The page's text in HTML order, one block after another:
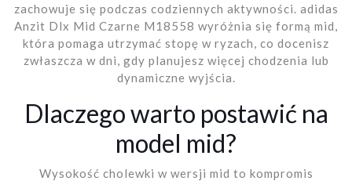
zachowuje się podczas codziennych aktywności. adidas
Anzit Dlx Mid Czarne M18558 wyróżnia się formą mid,
która pomaga utrzymać stopę w ryzach, co docenisz
zwłaszcza w dni, gdy planujesz więcej chodzenia lub
dynamiczne wyjścia.
Dlaczego warto postawić na
model mid?
Wysokość cholewki w wersji mid to kompromis